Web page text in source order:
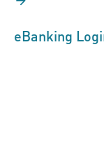
eBanking